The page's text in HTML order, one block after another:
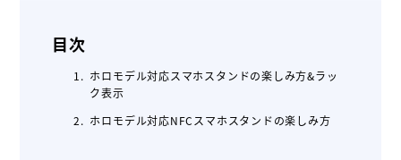
目次
ホロモデル対応スマホスタンドの楽しみ方&ラッ
ク表示
ホロモデル対応NFCスマホスタンドの楽しみ方